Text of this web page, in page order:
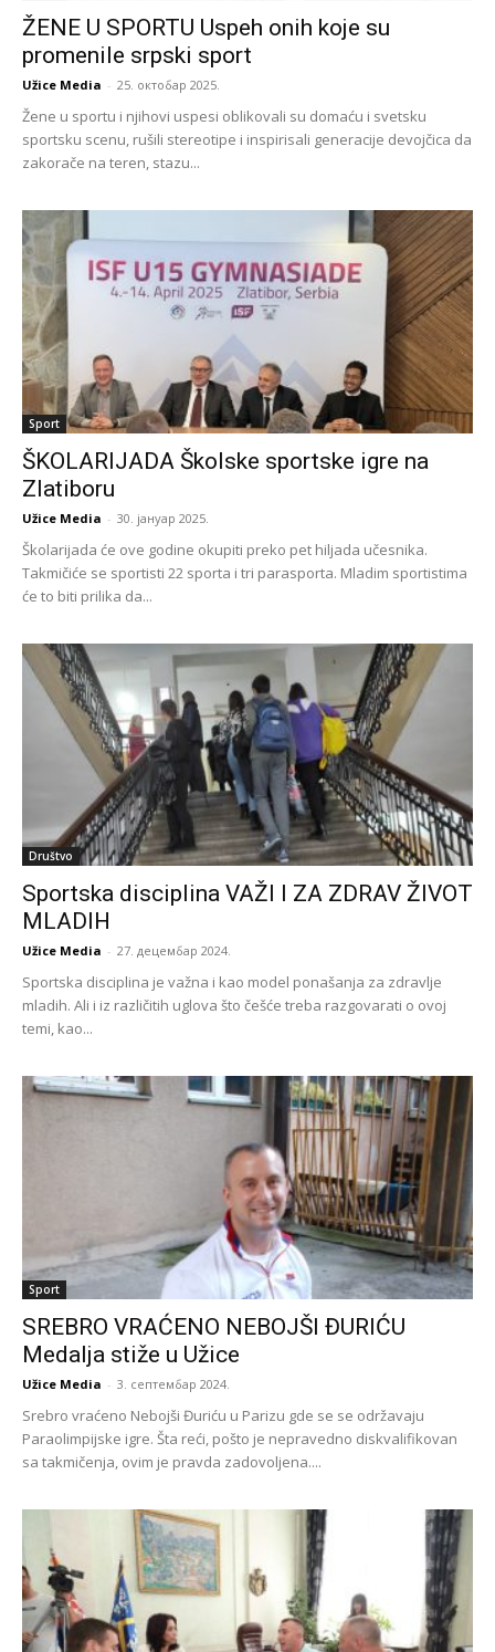
ŽENE U SPORTU Uspeh onih koje su
promenile srpski sport
Užice Media - 25. октобар 2025.
Žene u sportu i njihovi uspesi oblikovali su domaću i svetsku
sportsku scenu, rušili stereotipe i inspirisali generacije devojčica da
zakorače na teren, stazu...
Sport
ŠKOLARIJADA Školske sportske igre na
Zlatiboru
Užice Media - 30. јануар 2025.
Školarijada će ove godine okupiti preko pet hiljada učesnika.
Takmičiće se sportisti 22 sporta i tri parasporta. Mladim sportistima
će to biti prilika da...
Društvo
Sportska disciplina VAŽI I ZA ZDRAV ŽIVOT
MLADIH
Užice Media - 27. децембар 2024.
Sportska disciplina je važna i kao model ponašanja za zdravlje
mladih. Ali i iz različitih uglova što češće treba razgovarati o ovoj
temi, kao...
Sport
SREBRO VRAĆENO NEBOJŠI ĐURIĆU
Medalja stiže u Užice
Užice Media - 3. септембар 2024.
Srebro vraćeno Nebojši Đuriću u Parizu gde se se održavaju
Paraolimpijske igre. Šta reći, pošto je nepravedno diskvalifikovan
sa takmičenja, ovim je pravda zadovoljena....